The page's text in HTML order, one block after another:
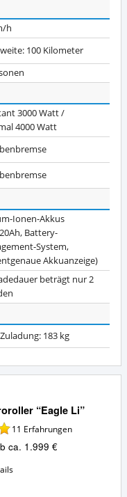
h
100 Kilometer
3000 Watt /
4000 Watt
Ionen-Akkus
Battery-
System,
Akkuanzeige)
beträgt nur 2
183 kg
“Eagle Li”
11 Erfahrungen
ca. 1.999 €